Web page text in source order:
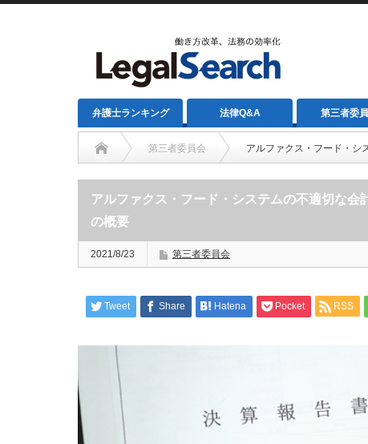
弁護士ランキング 法律Q&A 第三者委
第三者委員会 アルファクス・フード・シ
アルファクス・フード・システムの不適切な会
の概要
2021/8/23 第三者委員会
Tweet Share Hatena Pocket RSS